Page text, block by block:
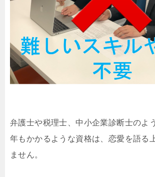
弁護士や税理士、中小企業診断士のよ
年もかかるような資格は、恋愛を語る
ません。